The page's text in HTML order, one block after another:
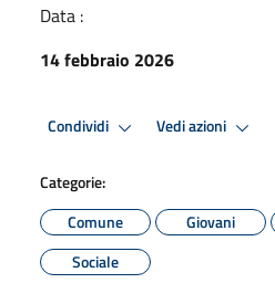
Data :
14 febbraio 2026
Condividi Vedi azioni
Categorie:
Comune
Giovani
Sociale